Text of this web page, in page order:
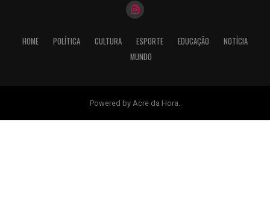
HOME POLÍTICA CULTURA ESPORTE EDUCAÇÃO
NOTÍCIA
MUNDO
Powered by Acre da Hora.